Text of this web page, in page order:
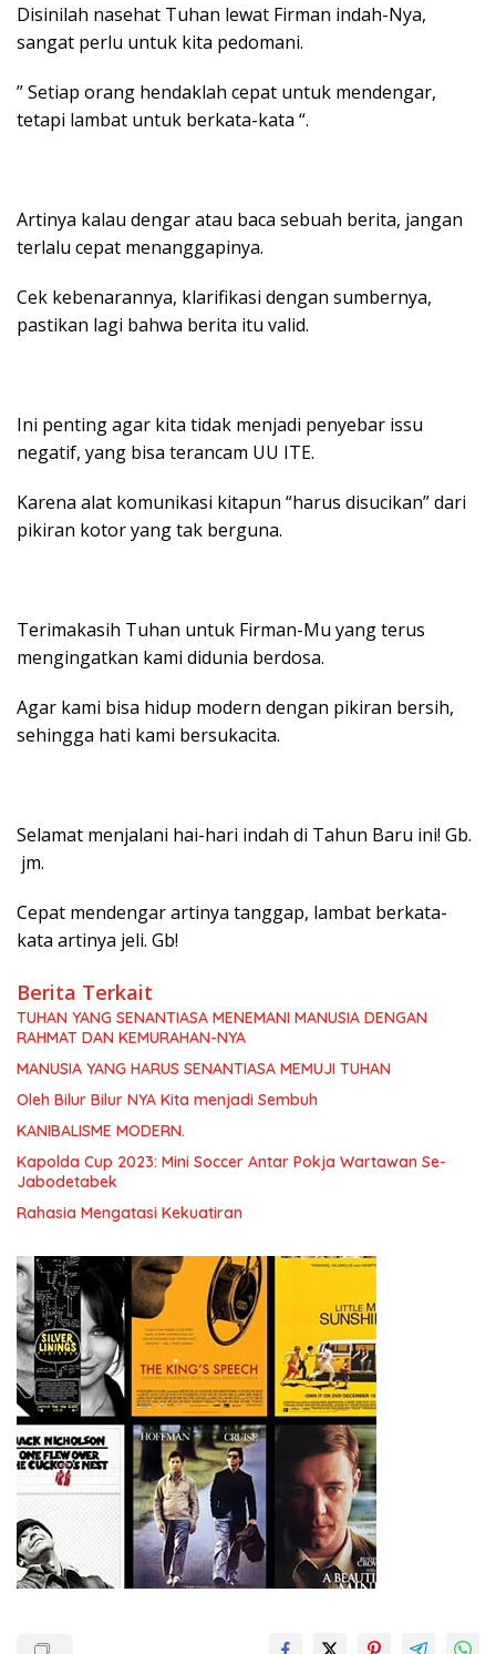
Disinilah nasehat Tuhan lewat Firman indah-Nya,
sangat perlu untuk kita pedomani.
” Setiap orang hendaklah cepat untuk mendengar,
tetapi lambat untuk berkata-kata “.
Artinya kalau dengar atau baca sebuah berita, jangan
terlalu cepat menanggapinya.
Cek kebenarannya, klarifikasi dengan sumbernya,
pastikan lagi bahwa berita itu valid.
Ini penting agar kita tidak menjadi penyebar issu
negatif, yang bisa terancam UU ITE.
Karena alat komunikasi kitapun “harus disucikan” dari
pikiran kotor yang tak berguna.
Terimakasih Tuhan untuk Firman-Mu yang terus
mengingatkan kami didunia berdosa.
Agar kami bisa hidup modern dengan pikiran bersih,
sehingga hati kami bersukacita.
Selamat menjalani hai-hari indah di Tahun Baru ini! Gb.
jm.
Cepat mendengar artinya tanggap, lambat berkata-
kata artinya jeli. Gb!
Berita Terkait
TUHAN YANG SENANTIASA MENEMANI MANUSIA DENGAN
RAHMAT DAN KEMURAHAN-NYA
MANUSIA YANG HARUS SENANTIASA MEMUJI TUHAN
Oleh Bilur Bilur NYA Kita menjadi Sembuh
KANIBALISME MODERN.
Kapolda Cup 2023: Mini Soccer Antar Pokja Wartawan Se-
Jabodetabek
Rahasia Mengatasi Kekuatiran